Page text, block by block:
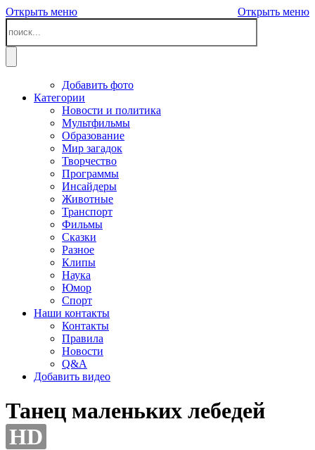
Открыть меню Открыть меню
Добавить фото
Категории
Новости и политика
Мультфильмы
Образование
Мир загадок
Творчество
Программы
Инсайдеры
Животные
Транспорт
Фильмы
Сказки
Разное
Клипы
Наука
Юмор
Спорт
Наши контакты
Контакты
Правила
Новости
Q&A
Добавить видео
Танец маленьких лебедей
HD